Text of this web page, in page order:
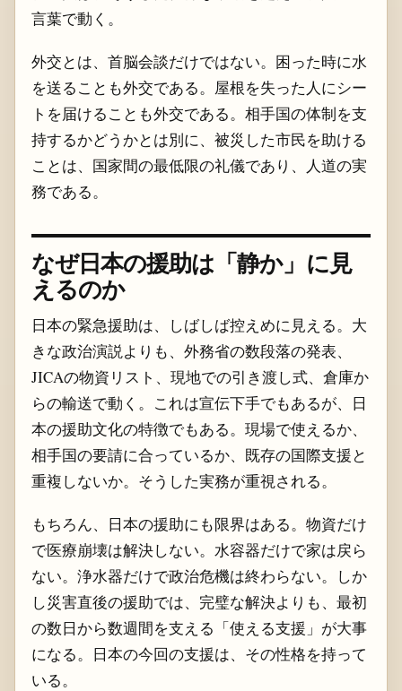
言葉で動く。
外交とは、首脳会談だけではない。困った時に水
を送ることも外交である。屋根を失った人にシー
トを届けることも外交である。相手国の体制を支
持するかどうかとは別に、被災した市民を助ける
ことは、国家間の最低限の礼儀であり、人道の実
務である。
なぜ日本の援助は「静か」に見
えるのか
日本の緊急援助は、しばしば控えめに見える。大
きな政治演説よりも、外務省の数段落の発表、
JICAの物資リスト、現地での引き渡し式、倉庫か
らの輸送で動く。これは宣伝下手でもあるが、日
本の援助文化の特徴でもある。現場で使えるか、
相手国の要請に合っているか、既存の国際支援と
重複しないか。そうした実務が重視される。
もちろん、日本の援助にも限界はある。物資だけ
で医療崩壊は解決しない。水容器だけで家は戻ら
ない。浄水器だけで政治危機は終わらない。しか
し災害直後の援助では、完璧な解決よりも、最初
の数日から数週間を支える「使える支援」が大事
になる。日本の今回の支援は、その性格を持って
いる。